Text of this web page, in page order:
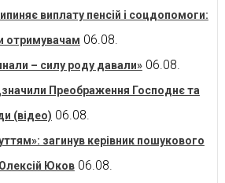
виплату пенсій і соцдопомоги:
отримувачам 06.08.
– силу роду давали» 06.08.
Преображення Господнє та
(відео) 06.08.
загинув керівник пошукового
Юков 06.08.